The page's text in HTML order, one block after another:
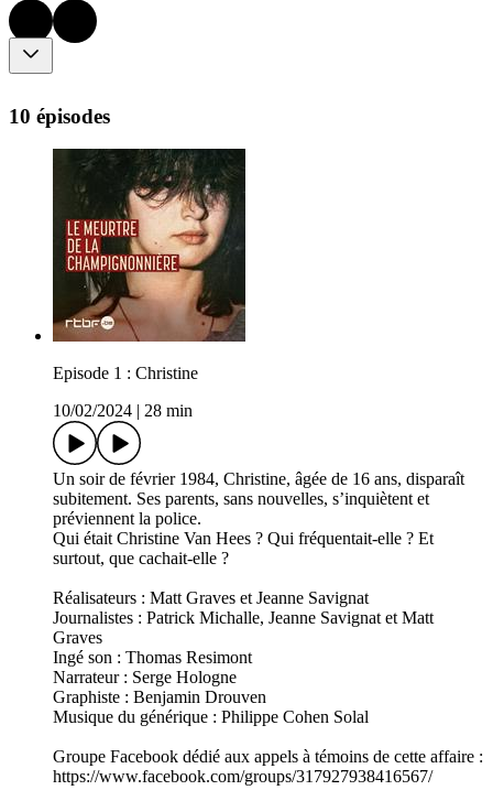
10 épisodes
Episode 1 : Christine
10/02/2024
28 min
Un soir de février 1984, Christine, âgée de 16 ans, disparaît
subitement. Ses parents, sans nouvelles, s’inquiètent et
préviennent la police.
Qui était Christine Van Hees ? Qui fréquentait-elle ? Et
surtout, que cachait-elle ?
Réalisateurs : Matt Graves et Jeanne Savignat
Journalistes : Patrick Michalle, Jeanne Savignat et Matt
Graves
Ingé son : Thomas Resimont
Narrateur : Serge Hologne
Graphiste : Benjamin Drouven
Musique du générique : Philippe Cohen Solal
Groupe Facebook dédié aux appels à témoins de cette affaire :
https://www.facebook.com/groups/317927938416567/